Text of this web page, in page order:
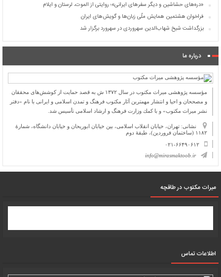
«دره‌های حشاشین و دیگر سفرهای ایرانی»؛ روایتی از الموت، لرستان و ایلام
فراخوان هشتمین همایش ملّی زبان‌ها و گویش‌های ایران
بزرگداشت شیخ شهاب‌الدین سهروردی در سهرورد برگزار شد
درباره ما
مؤسسه پژوهشی میراث مكتوب در سال ۱۳۷۲ ش به قصد حمایت از كوشش‌های محققان
و مصححان و احیا و انتشار مهمترین آثار مكتوب فرهنگ و تمدن اسلامی و ایرانی با نام «دفتر
نشر میراث مكتوب» و با كمك وزارت فرهنگ و ارشاد اسلامی تأسیس شد.
نشانی: تهران، خیابان انقلاب اسلامی، بین خیابان ابوریحان و خیابان دانشگاه، شمارۀ
۱۱۸۲ (ساختمان فروردین)، طبقۀ دوم
۰۲۱-۶۶۴۹۰۶۱۲
info@mirasmaktoob.ir
میرات مکتوب در طاقچه
اطلاعات تماس